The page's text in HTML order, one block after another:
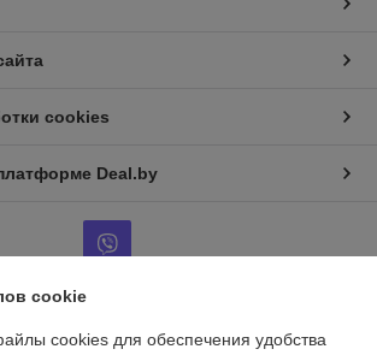
cookies
Deal.by
cookie
cookies для обеспечения удобства